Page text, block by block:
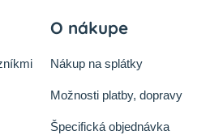
O nákupe
Nákup na splátky
Možnosti platby, dopravy
Špecifická objednávka